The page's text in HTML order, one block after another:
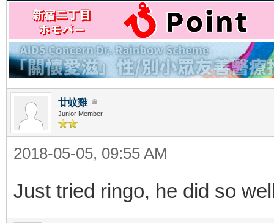
廿蚊雞
Junior Member
2018-05-05, 09:55 AM
Just tried ringo, he did so